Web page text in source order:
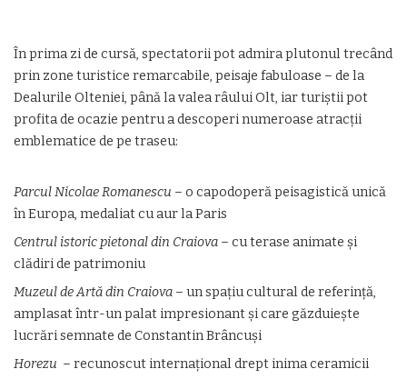
În prima zi de cursă, spectatorii pot admira plutonul trecând
prin zone turistice remarcabile, peisaje fabuloase – de la
Dealurile Olteniei, până la valea râului Olt, iar turiștii pot
profita de ocazie pentru a descoperi numeroase atracții
emblematice de pe traseu:
Parcul Nicolae Romanescu – o capodoperă peisagistică unică
în Europa, medaliat cu aur la Paris
Centrul istoric pietonal din Craiova – cu terase animate și
clădiri de patrimoniu
Muzeul de Artă din Craiova – un spațiu cultural de referință,
amplasat într-un palat impresionant și care găzduiește
lucrări semnate de Constantin Brâncuși
Horezu – recunoscut internațional drept inima ceramicii